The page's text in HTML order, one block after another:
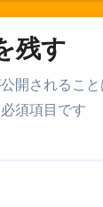
残す
開されること
須項目です